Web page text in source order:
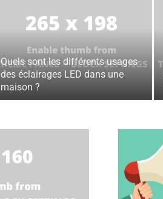
Quels sont les différents usages
des éclairages LED dans une
maison ?